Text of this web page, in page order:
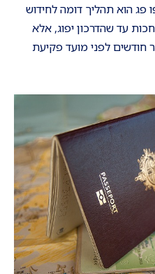
פג הוא תהליך דומה לחידוש
עד שהדרכון יפוג, אלא
לפני מועד פקיעת